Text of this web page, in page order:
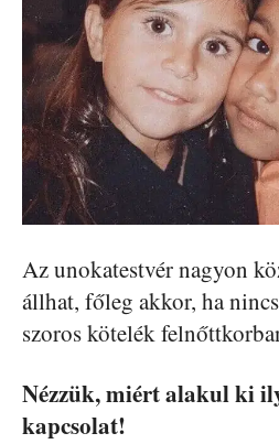
Az unokatestvér nagyon
állhat, főleg akkor, ha
szoros kötelék
Nézzük, miért alakul ki
kapcsolat!